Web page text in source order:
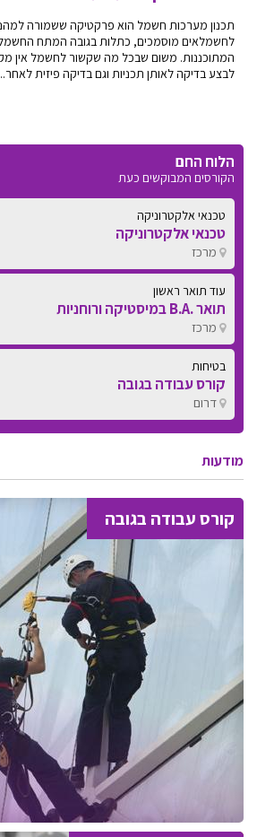
תכנון מערכות חשמל הוא פרקטיקה ששמורה
לחשמלאים מוסמכים, כתלות בגובה המתח
המתוכננות. משום שבכל מה שקשור לחשמל אין
לבצע בדיקה לאותן תכניות וגם בדיקה פיזית
הלוח החם
הקורסים המבוקשים כעת
טכנאי אלקטרוניקה
טכנאי אלקטרוניקה
מרכז
עוד תואר ראשון
תואר .B.A במיסטיקה ורוחניות
מרכז
בטיחות
קורס עבודה בגובה
דרום
מודעות
קורס עבודה בגובה